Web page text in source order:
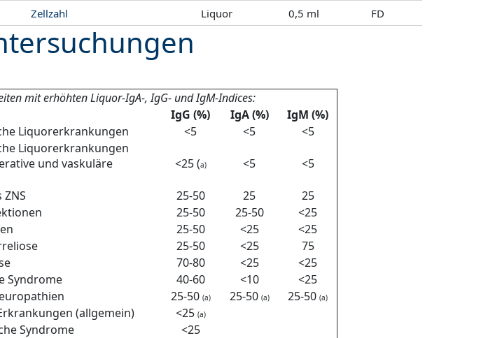
Zellzahl Liquor 0,5 ml FD
mit erhöhten Liquor-IgA-, IgG- und IgM-Indices:
IgG (%)
IgA (%)
IgM (%)
Liquorerkrankungen
<5 <5
<5
Liquorerkrankungen
und vaskuläre
<25 (a) <5 <5
25-50 25
25
25-50 25-50
<25
25-50 <25
<25
25-50 <25
75
70-80 <25
<25
Syndrome
40-60 <10
<25
25-50 (a) 25-50 (a) 25-50 (a)
(allgemein) <25 (a)
Syndrome
<25